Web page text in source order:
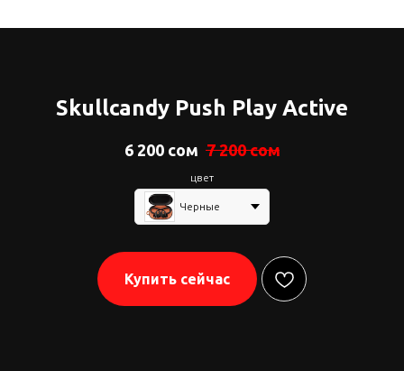
Skullcandy Push Play Active
6 200 сом 7 200 сом
цвет
Черные
Купить сейчас